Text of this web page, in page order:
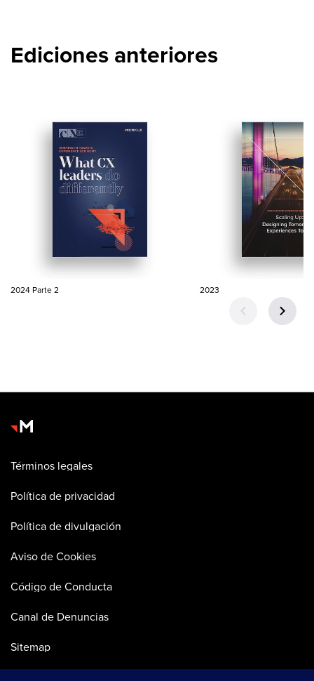
Ediciones anteriores
2024 Parte 2 2023
Términos legales
Política de privacidad
Política de divulgación
Aviso de Cookies
Código de Conducta
Canal de Denuncias
Sitemap